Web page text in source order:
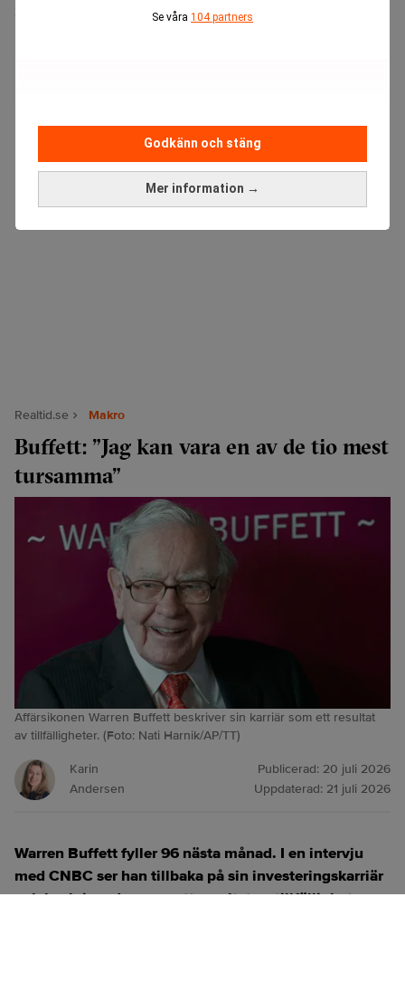
Se våra 104 partners
Mer information →
Godkänn och stäng
Sista ansökningsdag: 13/06/2026
Realtid.se Makro
Buffett: ”Jag kan vara en av de tio mest
tursamma”
Affärsikonen Warren Buffett beskriver sin karriär som ett resultat
av tillfälligheter. (Foto: Nati Harnik/AP/TT)
Karin
Andersen
Publicerad: 20 juli 2026
Uppdaterad: 21 juli 2026
Warren Buffett fyller 96 nästa månad. I en intervju
med CNBC ser han tillbaka på sin investeringskarriär
och beskriver den som ett resultat av tillfälligheter.